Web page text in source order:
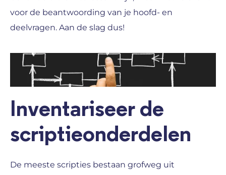
voor de beantwoording van je hoofd- en
deelvragen. Aan de slag dus!
Inventariseer de
scriptieonderdelen
De meeste scripties bestaan grofweg uit